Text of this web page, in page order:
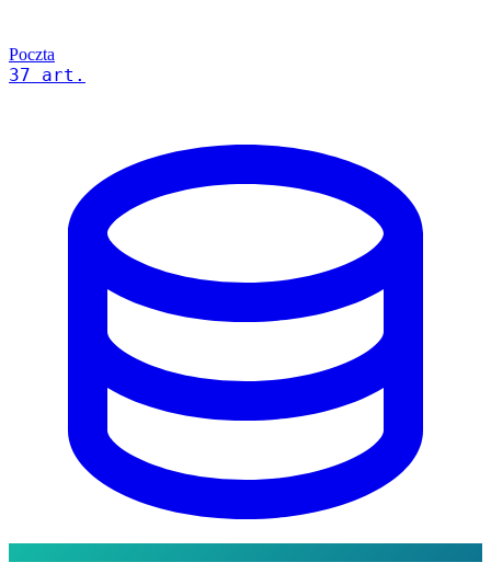
Poczta
37 art.